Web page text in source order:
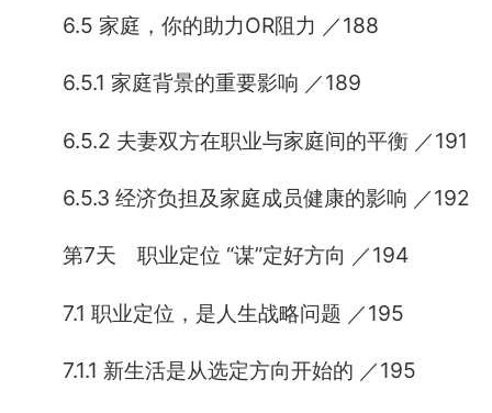
6.5 家庭，你的助力OR阻力 ／188
6.5.1 家庭背景的重要影响 ／189
6.5.2 夫妻双方在职业与家庭间的平衡 ／191
6.5.3 经济负担及家庭成员健康的影响 ／192
第7天 职业定位 “谋”定好方向 ／194
7.1 职业定位，是人生战略问题 ／195
7.1.1 新生活是从选定方向开始的 ／195